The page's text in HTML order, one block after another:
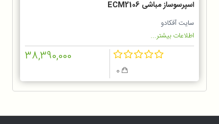
اسپرسوساز مباشی ECM2106
سایت آفکادو
اطلاعات بیشتر...
38,390,000